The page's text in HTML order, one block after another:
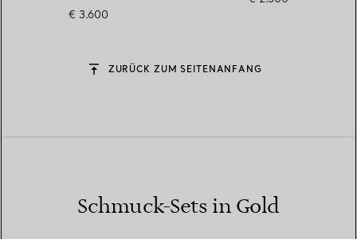
€ 3.600
ZURÜCK ZUM SEITENANFANG
Schmuck-Sets in Gold